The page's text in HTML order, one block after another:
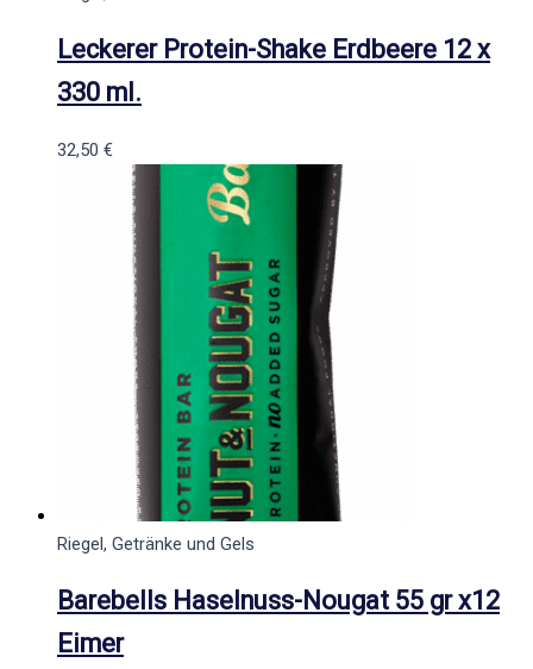
Leckerer Protein-Shake Erdbeere 12 x
330 ml.
32,50 €
Riegel, Getränke und Gels
Barebells Haselnuss-Nougat 55 gr x12
Eimer